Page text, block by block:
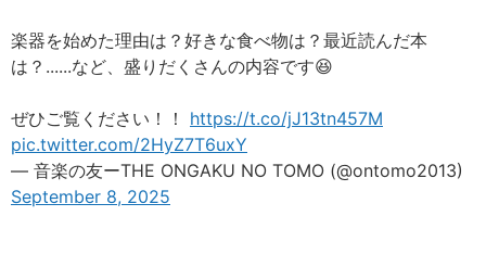
楽器を始めた理由は？好きな食べ物は？最近読んだ本
は？......など、盛りだくさんの内容です😆
ぜひご覧ください！！ https://t.co/jJ13tn457M
pic.twitter.com/2HyZ7T6uxY
— 音楽の友ーTHE ONGAKU NO TOMO (@ontomo2013)
September 8, 2025